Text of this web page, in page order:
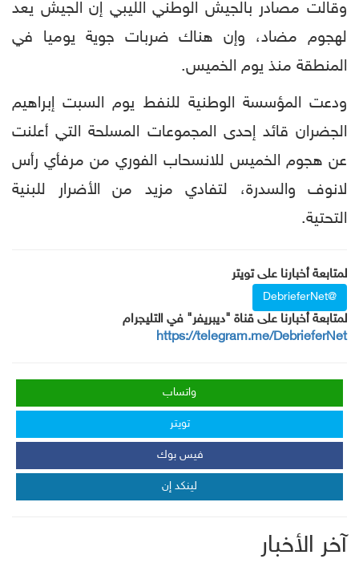
وقالت مصادر بالجيش الوطني الليبي إن الجيش يعد
لهجوم مضاد، وإن هناك ضربات جوية يوميا في
المنطقة منذ يوم الخميس.
ودعت المؤسسة الوطنية للنفط يوم السبت إبراهيم
الجضران قائد إحدى المجموعات المسلحة التي أعلنت
عن هجوم الخميس للانسحاب الفوري من مرفأي رأس
لانوف والسدرة، لتفادي مزيد من الأضرار للبنية
التحتية.
لمتابعة أخبارنا على تويتر
@DebrieferNet
لمتابعة أخبارنا على قناة "ديبريفر" في التليجرام
https://telegram.me/DebrieferNet
واتساب
تويتر
فيس بوك
لينكد إن
آخر الأخبار